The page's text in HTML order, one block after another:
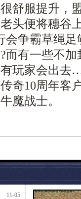
舒服提升，
头便将穗谷
会争霸草绳
而有一些不
玩家会出
奇10周年客
魔战士。
11-05